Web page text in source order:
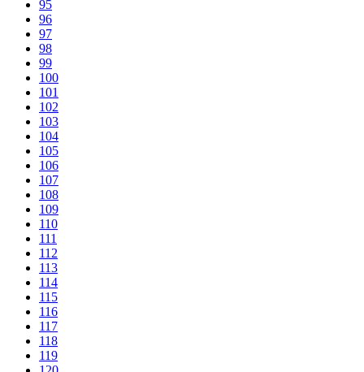
95
96
97
98
99
100
101
102
103
104
105
106
107
108
109
110
111
112
113
114
115
116
117
118
119